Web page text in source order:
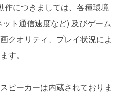
作につきましては、各種環境
ト通信速度など) 及びゲーム
クオリティ、プレイ状況によ
す。
ピーカーは内蔵されておりま